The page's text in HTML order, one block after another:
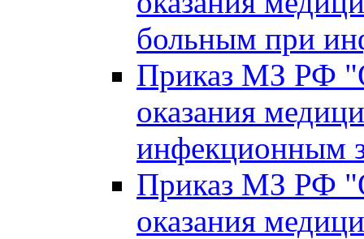
больным при
Приказ МЗ РФ
оказания
инфекционным
Приказ МЗ РФ
оказания